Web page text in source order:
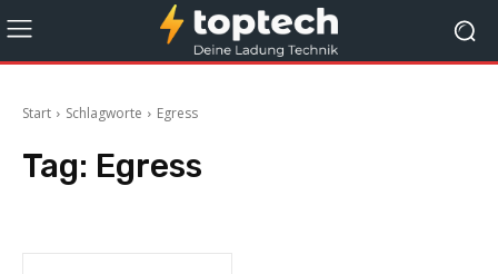
Start Schlagworte Egress
Tag: Egress